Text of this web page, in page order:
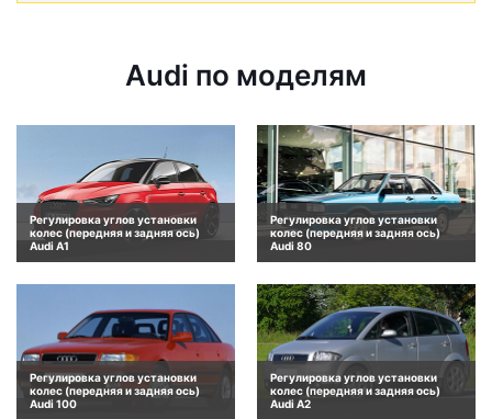
Audi по моделям
Регулировка углов установки
колес (передняя и задняя ось)
Audi A1
Регулировка углов установки
колес (передняя и задняя ось)
Audi 80
Регулировка углов установки
колес (передняя и задняя ось)
Audi 100
Регулировка углов установки
колес (передняя и задняя ось)
Audi A2